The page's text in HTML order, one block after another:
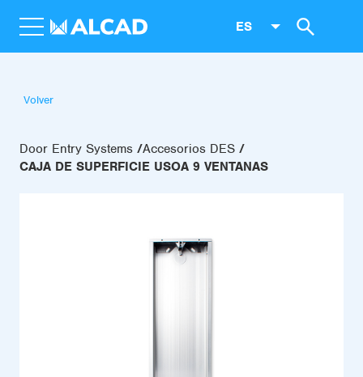
ES
Volver
Door Entry Systems Accesorios DES
CAJA DE SUPERFICIE USOA 9 VENTANAS